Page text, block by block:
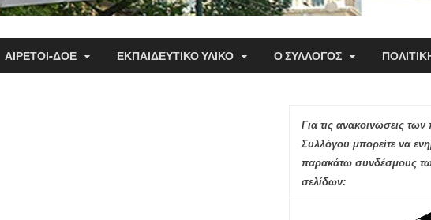
Α΄ Σύλλογος
ΑΙΡΕΤΟΙ-ΔΟΕ ΕΚΠΑΙΔΕΥΤΙΚΌ ΥΛΙΚΌ Ο ΣΥΛΛΟΓΟΣ
Για τις ανακοινώσεις
Συλλόγου μπορείτε να
παρακάτω συνδέσμους
σελίδων: